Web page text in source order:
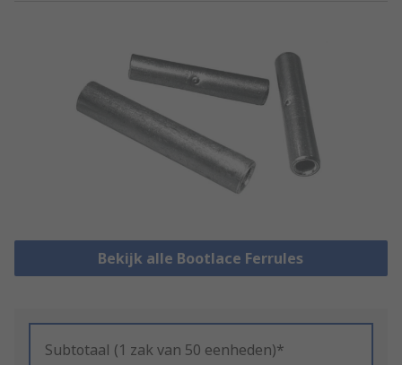
Bekijk alle Bootlace Ferrules
Subtotaal (1 zak van 50 eenheden)*